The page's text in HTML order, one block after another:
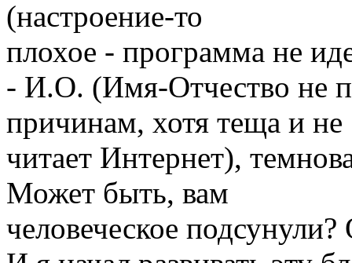
(настроение-то
плохое - программа не
- И.О. (Имя-Отчество не
причинам, хотя теща и не
читает Интернет),
Может быть, вам
человеческое